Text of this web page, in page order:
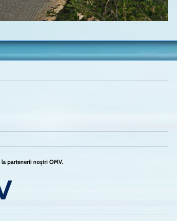
partenerii noștri OMV.